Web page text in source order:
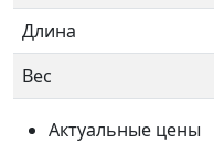
Длина
Вес
Актуальные цены